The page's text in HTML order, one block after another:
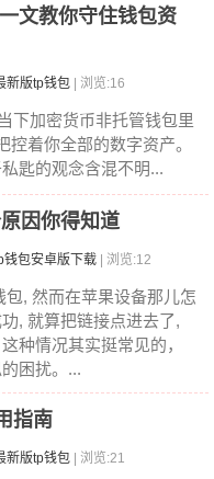
文教你守住钱包资
新版tp钱包 | 浏览:16
下加密货币非托管钱包里
控着你全部的数字资产。
匙的观念含混不明...
因你得知道
钱包安卓版下载 | 浏览:12
包, 然而在苹果设备那儿怎
, 就算把链接点进去了,
种情况其实挺常见的，
困扰。...
指南
新版tp钱包 | 浏览:21